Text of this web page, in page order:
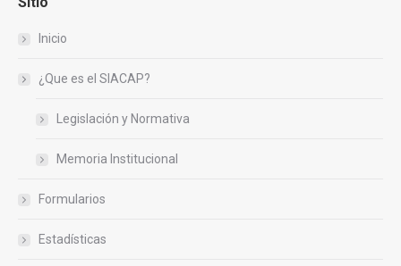
Inicio
¿Que es el SIACAP?
Legislación y Normativa
Memoria Institucional
Formularios
Estadísticas